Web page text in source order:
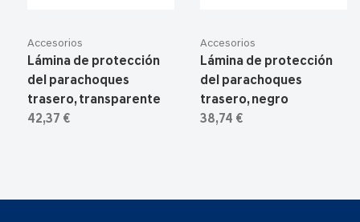
Accesorios
Lámina de protección
del parachoques
trasero, transparente
42,37 €
Accesorios
Lámina de protección
del parachoques
trasero, negro
38,74 €